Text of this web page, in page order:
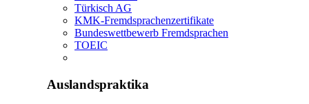
Türkisch AG
KMK-Fremdsprachenzertifikate
Bundeswettbewerb Fremdsprachen
TOEIC
Auslandspraktika